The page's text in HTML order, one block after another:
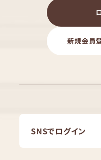
新規会員
SNSでログイン